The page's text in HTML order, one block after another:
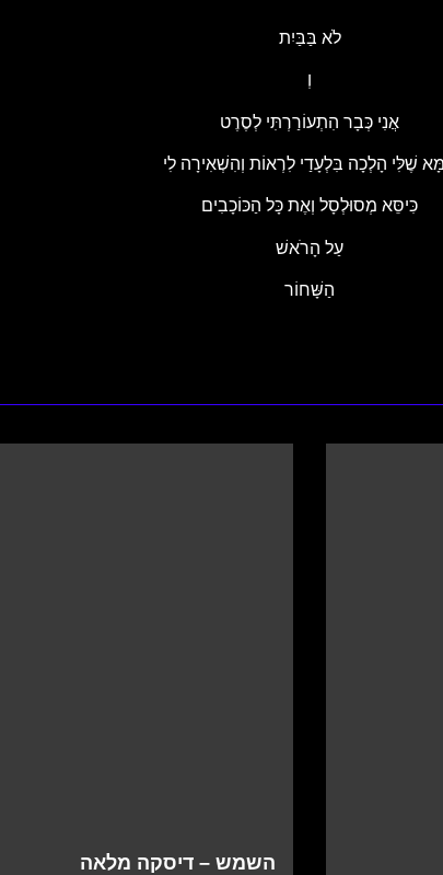
לֹא בַּבַּיִת
וְ
אֲנִי כְּבָר הִתְעוֹרַרְתִּי לְסֶרֶט
שֶׁלִּי הָלְכָה בִּלְעָדַי לִרְאוֹת וְהִשְׁאִירָה לִי
כִּיסֵּא מְסוּלְסָל וְאֶת כָּל הַכּוֹכָבִים
עַל הָרֹאשׁ
הַשָּׁחוֹר
השמש – דיסקה מלאה